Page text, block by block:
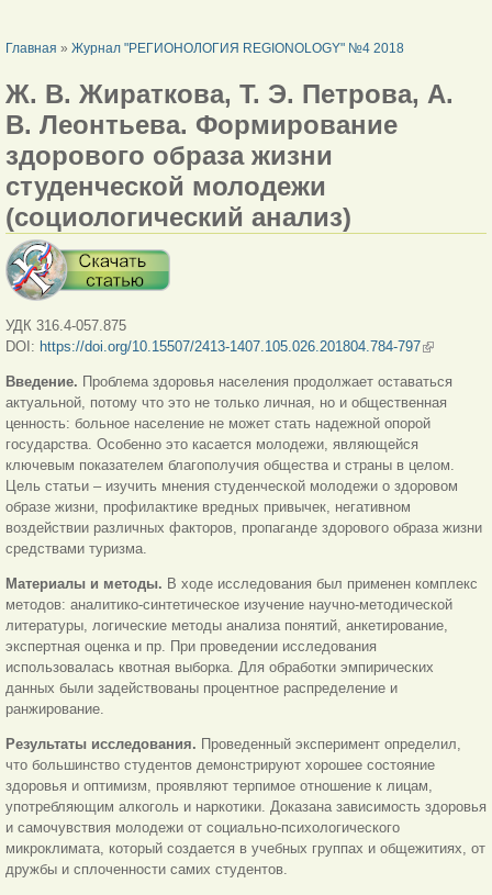
ВЫ ЗДЕСЬ
Главная » Журнал "РЕГИОНОЛОГИЯ REGIONOLOGY" №4 2018
Ж. В. Жираткова, Т. Э. Петрова, А.
В. Леонтьева. Формирование
здорового образа жизни
студенческой молодежи
(социологический анализ)
УДК 316.4-057.875
DOI: https://doi.org/10.15507/2413-1407.105.026.201804.784-797(внешняя
Введение. Проблема здоровья населения продолжает оставаться
актуальной, потому что это не только личная, но и общественная
ценность: больное население не может стать надежной опорой
государства. Особенно это касается молодежи, являющейся
ключевым показателем благополучия общества и страны в целом.
Цель статьи – изучить мнения студенческой молодежи о здоровом
образе жизни, профилактике вредных привычек, негативном
воздействии различных факторов, пропаганде здорового образа жизни
средствами туризма.
Материалы и методы. В ходе исследования был применен комплекс
методов: аналитико-синтетическое изучение научно-методической
литературы, логические методы анализа понятий, анкетирование,
экспертная оценка и пр. При проведении исследования
использовалась квотная выборка. Для обработки эмпирических
данных были задействованы процентное распределение и
ранжирование.
Результаты исследования. Проведенный эксперимент определил,
что большинство студентов демонстрируют хорошее состояние
здоровья и оптимизм, проявляют терпимое отношение к лицам,
употребляющим алкоголь и наркотики. Доказана зависимость здоровья
и самочувствия молодежи от социально-психологического
микроклимата, который создается в учебных группах и общежитиях, от
дружбы и сплоченности самих студентов.